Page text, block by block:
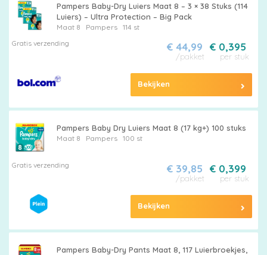
Luierbroekjes
Maten
Series
Merken
vergelijken
Pampers Baby-Dry Luiers Maat 8 – 3 × 38 Stuks (114
Luiers) – Ultra Protection – Big Pack
Maat 8 Pampers
114 st
Gratis verzending
€ 0,395
per stuk
€ 44,99
/pakket
Bekijken
Pampers Baby Dry Luiers Maat 8 (17 kg+) 100 stuks
Maat 8 Pampers 100 st
Gratis verzending € 0,399
per stuk
€ 39,85
/pakket
Bekijken
Pampers Baby-Dry Pants Maat 8, 117 Luierbroekjes,